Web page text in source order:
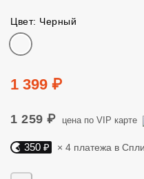
Цвет: Черный
Цвет
Цена
1 399 ₽
1 259 ₽ цена по VIP карте
Яндекс Сплит. 350 руб, 4
350 ₽ × 4 платежа в